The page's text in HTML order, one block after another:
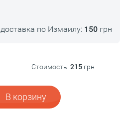
доставка по Измаилу: 150 грн
Стоимость:215 грн
В корзину